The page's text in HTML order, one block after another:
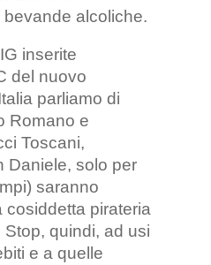
alcoliche.
inserite
del nuovo
parliamo di
Romano e
Toscani,
Daniele, solo per
saranno
cosiddetta pirateria
Stop, quindi, ad usi
e a quelle